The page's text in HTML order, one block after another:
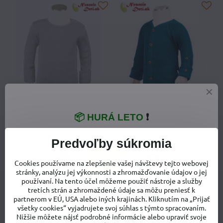
Detské merino tričko dlhý
Silver
Detské merino tričko dlhý rukáv Manymonths Bright Silver - Veľkosť
39,80 €
19%
Detský merino sveter
Detský merino sveter Manymonths
98-104/110 cm (3-4,5/5 rokov)
47,60 €
Predvoľby súkromia
Cookies používame na zlepšenie vašej návštevy tejto webovej
stránky, analýzu jej výkonnosti a zhromažďovanie údajov o jej
používaní. Na tento účel môžeme použiť nástroje a služby
tretích strán a zhromaždené údaje sa môžu preniesť k
partnerom v EÚ, USA alebo iných krajinách. Kliknutím na „Prijať
všetky cookies“ vyjadrujete svoj súhlas s týmto spracovaním.
Nižšie môžete nájsť podrobné informácie alebo upraviť svoje
📦 HURÁ LETO ❗